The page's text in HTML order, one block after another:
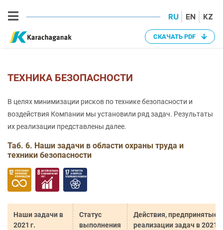
RU EN KZ
СКАЧАТЬ PDF
ТЕХНИКА БЕЗОПАСНОСТИ
В целях минимизации рисков по технике безопасности и
воздействия Компании мы установили ряд задач. Результаты
их реализации представлены далее.
Таб. 6. Наши задачи в области охраны труда и
техники безопасности
Наши задачи в
2021 г.
Статус
выполнения
Действия, предпринятые
реализации задач в 2021 г.